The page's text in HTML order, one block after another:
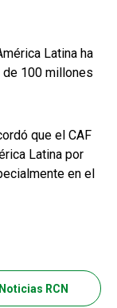
Latina ha
100 millones
que el CAF
Latina por
en el
RCN